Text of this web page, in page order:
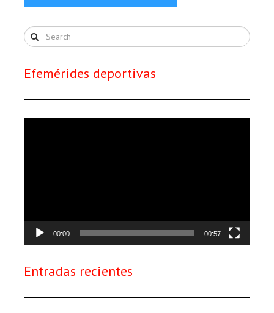
Efemérides deportivas
00:00 00:57
Entradas recientes